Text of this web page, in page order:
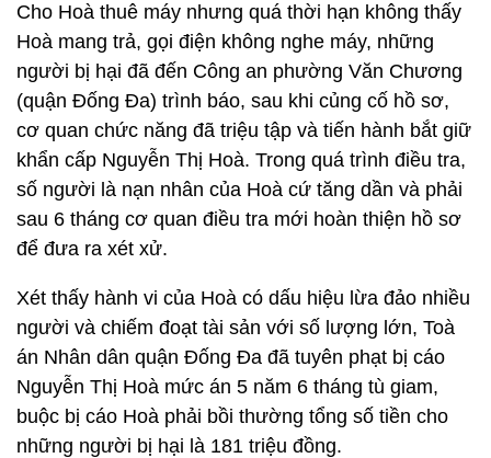
Cho Hoà thuê máy nhưng quá thời hạn không thấy
Hoà mang trả, gọi điện không nghe máy, những
người bị hại đã đến Công an phường Văn Chương
(quận Đống Đa) trình báo, sau khi củng cố hồ sơ,
cơ quan chức năng đã triệu tập và tiến hành bắt giữ
khẩn cấp Nguyễn Thị Hoà. Trong quá trình điều tra,
số người là nạn nhân của Hoà cứ tăng dần và phải
sau 6 tháng cơ quan điều tra mới hoàn thiện hồ sơ
để đưa ra xét xử.
Xét thấy hành vi của Hoà có dấu hiệu lừa đảo nhiều
người và chiếm đoạt tài sản với số lượng lớn, Toà
án Nhân dân quận Đống Đa đã tuyên phạt bị cáo
Nguyễn Thị Hoà mức án 5 năm 6 tháng tù giam,
buộc bị cáo Hoà phải bồi thường tổng số tiền cho
những người bị hại là 181 triệu đồng.